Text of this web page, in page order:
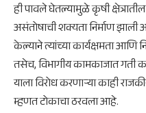
ही पावले घेतल्यामुळे कृषी
असंतोषाची शक्यता निर्माण झाली
केल्याने त्यांच्या कार्यक्षमता
तसेच, विभागीय कामकाजात गती
याला विरोध करणाऱ्या काही
म्हणत टोकाचा ठरवला आहे.